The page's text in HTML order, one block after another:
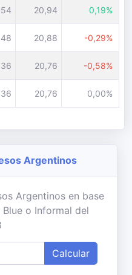
20,94 0,19%
20,88 -0,29%
20,76 -0,58%
20,76 0,00%
Argentinos
Argentinos en base
o Informal del
Calcular